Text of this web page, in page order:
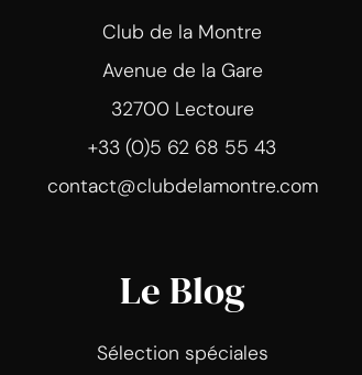
Club de la Montre
Avenue de la Gare
32700 Lectoure
+33 (0)5 62 68 55 43
contact@clubdelamontre.com
Le Blog
Sélection spéciales